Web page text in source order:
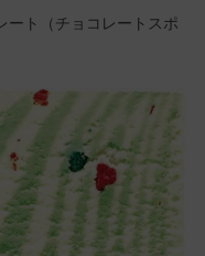
ート（チョコレートスポ